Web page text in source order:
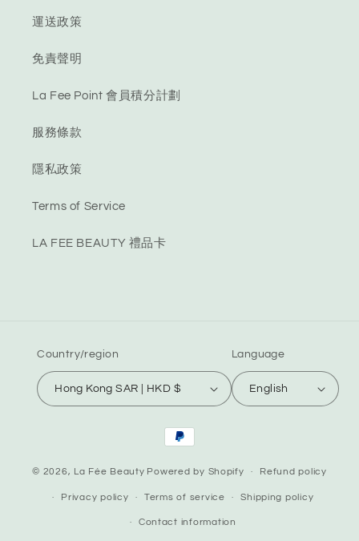
運送政策
免責聲明
La Fee Point 會員積分計劃
服務條款
隱私政策
Terms of Service
LA FEE BEAUTY 禮品卡
Country/region
Hong Kong SAR | HKD $
Language
English
Payment
methods
© 2026, La Fée Beauty Powered by Shopify Refund policy
Privacy policy Terms of service Shipping policy
Contact information